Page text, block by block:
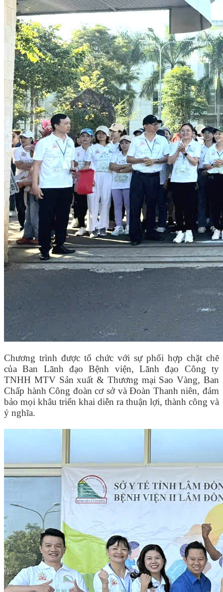
Chương trình được tổ chức với sự phối hợp chặt chẽ
của Ban Lãnh đạo Bệnh viện, Lãnh đạo Công ty
TNHH MTV Sản xuất & Thương mại Sao Vàng, Ban
Chấp hành Công đoàn cơ sở và Đoàn Thanh niên, đảm
bảo mọi khâu triển khai diễn ra thuận lợi, thành công và
ý nghĩa.